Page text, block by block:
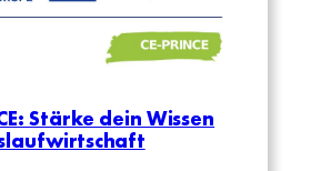
Stärke dein Wissen